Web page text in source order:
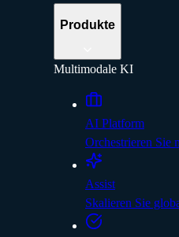
Produkte
Multimodale KI
AI Platform
Orchestrieren Sie
Assist
Skalieren Sie